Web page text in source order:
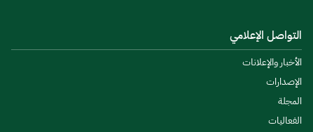
التواصل الإعلامي
الأخبار والإعلانات
الإصدارات
المجلة
الفعاليات